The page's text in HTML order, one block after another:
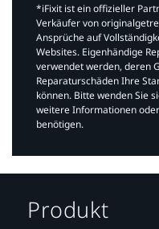
*iFixit ist ein offizieller
Verkäufer von
Ansprüche auf
Websites. Eigenhändige
verwendet werden, deren
Reparaturschäden Ihre
können. Bitte wenden Sie
weitere Informationen
benötigen.​
Produkt